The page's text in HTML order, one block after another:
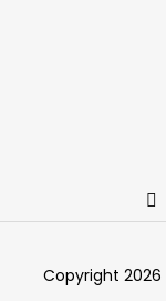
Copyright 2026